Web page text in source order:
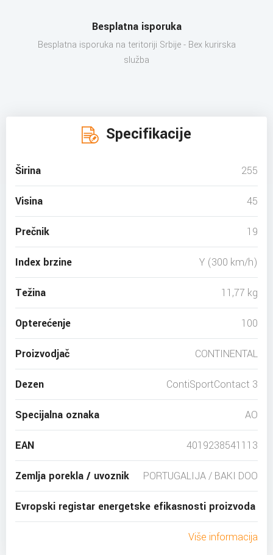
Besplatna isporuka
Besplatna isporuka na teritoriji Srbije - Bex kurirska
služba
Specifikacije
Širina 255
Visina 45
Prečnik 19
Index brzine Y (300 km/h)
Težina 11,77 kg
Opterećenje 100
Proizvodjač CONTINENTAL
Dezen ContiSportContact 3
Specijalna oznaka AO
EAN 4019238541113
Zemlja porekla / uvoznik PORTUGALIJA / BAKI DOO
Evropski registar energetske efikasnosti proizvoda
Više informacija